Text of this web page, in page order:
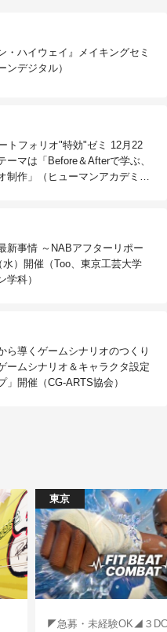
・ハイウェイ』メイキングセミ
ンデジタル）
トフォリオ"特効"ゼミ 12月22
マは「Before＆Afterで学ぶ、
制作」（ヒューマンアカデミ
新事情 ～NABアフターリポー
水）開催（Too、東京工芸大学
学科）
ら導くゲームシナリオのつくり
ームシナリオ＆キャラクタ設定
」開催（CG-ARTS協会）
東京
◤急募・未経験OK◢３